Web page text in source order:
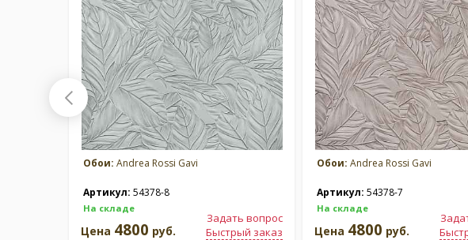
Обои: Andrea Rossi Gavi
Артикул: 54378-8
На складе
Задать вопрос
Быстрый заказ
Цена 4800 руб.
Обои: Andrea Rossi Gavi
Артикул: 54378-7
На складе
Цена 4800 руб.